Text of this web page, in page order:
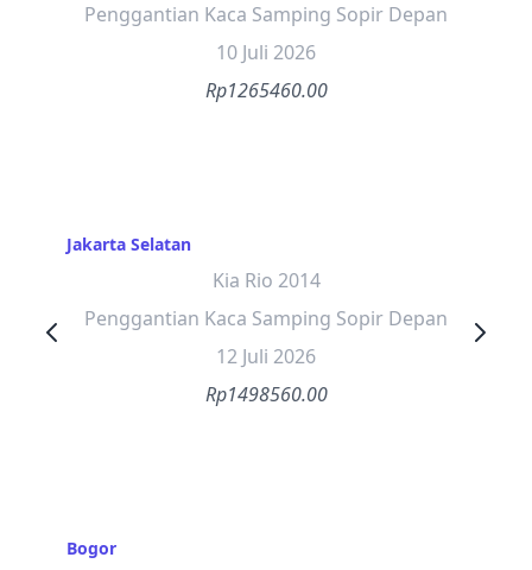
Penggantian Kaca Samping Sopir Depan
10 Juli 2026
Rp1265460.00
Jakarta Selatan
Kia Rio 2014
Penggantian Kaca Samping Sopir Depan
12 Juli 2026
Rp1498560.00
Bogor